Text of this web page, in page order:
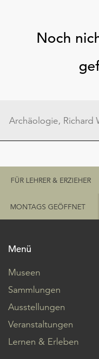
Noch
Schnellzugriff
FÜR LEHRER & ERZIEHER
MONTAGS GEÖFFNET
Menü
Museen
Sammlungen
Ausstellungen
Veranstaltungen
Lernen & Erleben